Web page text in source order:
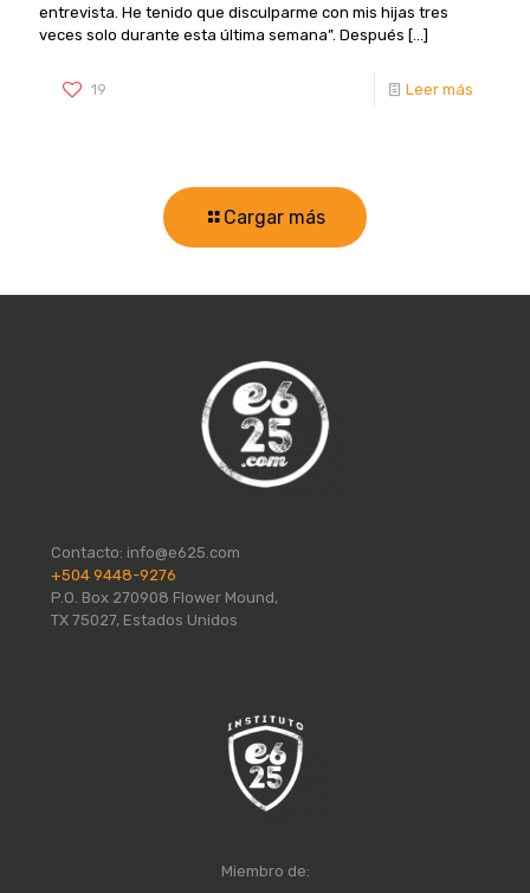
entrevista. He tenido que disculparme con mis hijas tres
veces solo durante esta última semana”. Después […]
19 Leer más
Cargar más
Contacto: info@e625.com
+504 9448-9276
P.O. Box 270908 Flower Mound,
TX 75027, Estados Unidos
Miembro de: